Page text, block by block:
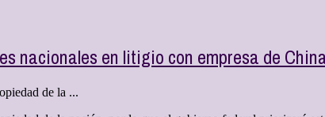
nacionales en litigio con empresa de
de la ...